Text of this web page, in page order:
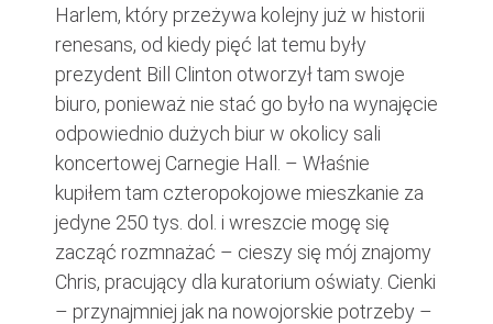
Harlem, który przeżywa kolejny już w historii
renesans, od kiedy pięć lat temu były
prezydent Bill Clinton otworzył tam swoje
biuro, ponieważ nie stać go było na wynajęcie
odpowiednio dużych biur w okolicy sali
koncertowej Carnegie Hall. – Właśnie
kupiłem tam czteropokojowe mieszkanie za
jedyne 250 tys. dol. i wreszcie mogę się
zacząć rozmnażać – cieszy się mój znajomy
Chris, pracujący dla kuratorium oświaty. Cienki
– przynajmniej jak na nowojorskie potrzeby –